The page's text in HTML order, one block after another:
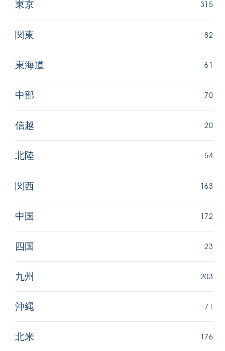
東京 315
関東 82
東海道 61
中部 70
信越 20
北陸 54
関西 163
中国 172
四国 23
九州 203
沖縄 71
北米 176